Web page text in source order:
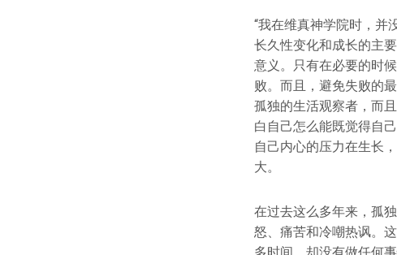
“我在维真神学院时，并
长久性变化和成长的主
意义。只有在必要的时
败。而且，避免失败的
孤独的生活观察者，而
白自己怎么能既觉得自
自己内心的压力在生长
大。
在过去这么多年来，孤
怒、痛苦和冷嘲热讽。